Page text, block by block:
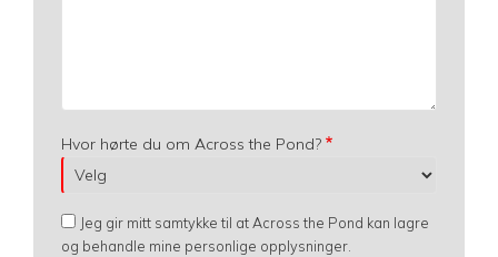
Hvor hørte du om Across the Pond?
Jeg gir mitt samtykke til at Across the Pond kan lagre
og behandle mine personlige opplysninger.